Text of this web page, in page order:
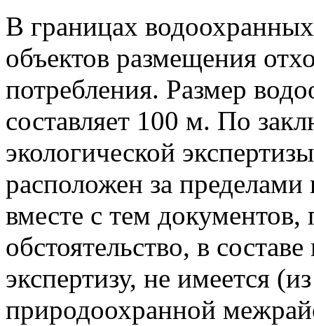
В границах
объектов размещения
потребления. Размер
составляет 100 м. По
экологической
расположен за
вместе с тем
обстоятельство, в
экспертизу, не имеется
природоохранной